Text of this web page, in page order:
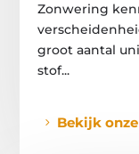
Zonwering
groot aantal
stof...
Bekijk